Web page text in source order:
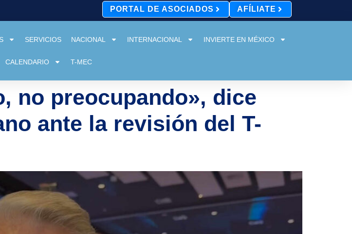
PORTAL DE ASOCIADOS AFÍLIATE
SERVICIOS NACIONAL INTERNACIONAL INVIERTE EN MÉXICO
CALENDARIO T-MEC
no preocupando», dice
ante la revisión del T-